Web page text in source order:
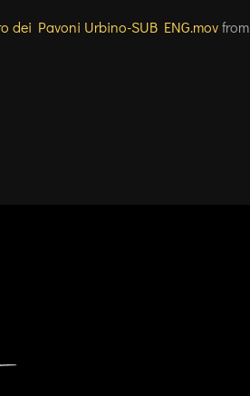
dei Pavoni Urbino-SUB ENG.movfrom